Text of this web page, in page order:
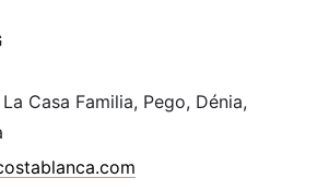
Casa Familia, Pego, Dénia,